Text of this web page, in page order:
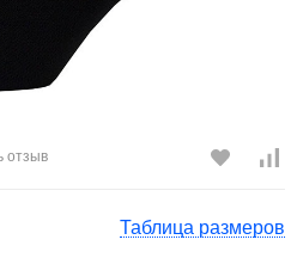
отзыв
Таблица размеров